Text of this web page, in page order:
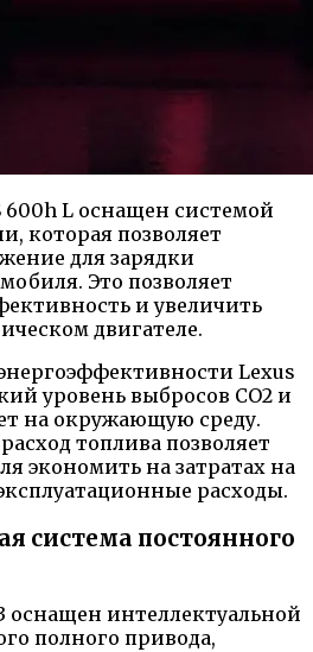
600h L оснащен системой
которая позволяет
для зарядки
Это позволяет
и увеличить
двигателе.
Lexus
уровень выбросов CO2 и
на окружающую среду.
топлива позволяет
экономить на затратах на
расходы.
система постоянного
оснащен интеллектуальной
полного привода,